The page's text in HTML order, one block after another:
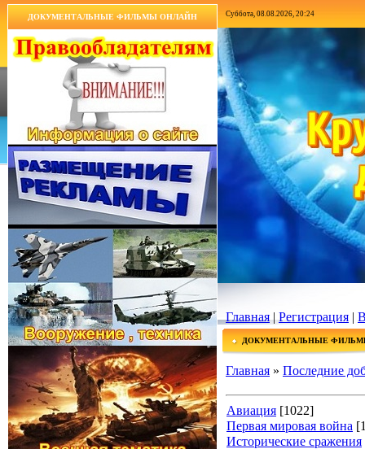
ДОКУМЕНТАЛЬНЫЕ ФИЛЬМЫ ОНЛАЙН Суббота, 08.08.2026, 20:24
Главная|Регистрация |
ДОКУМЕНТАЛЬНЫЕ
Главная » Последние
Авиация [1022]
Первая мировая война
Исторические сражения